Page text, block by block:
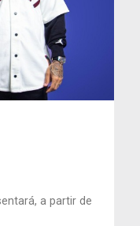
a partir de